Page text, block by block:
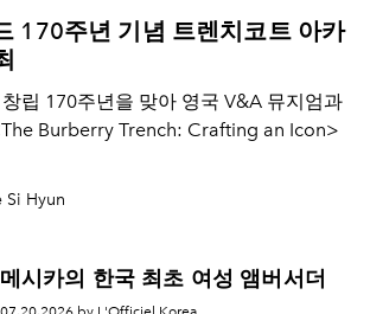
170주년 기념 트렌치코트 아카
립 170주년을 맞아 영국 V&A 뮤지엄과
Burberry Trench: Crafting an Icon>
Si Hyun
메시카의 한국 최초 여성 앰버서더